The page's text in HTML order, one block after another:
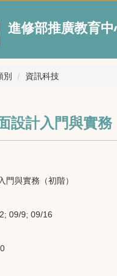
進修部推廣教育中
別 資訊科技
設計入門與實務
門與實務（初階）
09/9; 09/16